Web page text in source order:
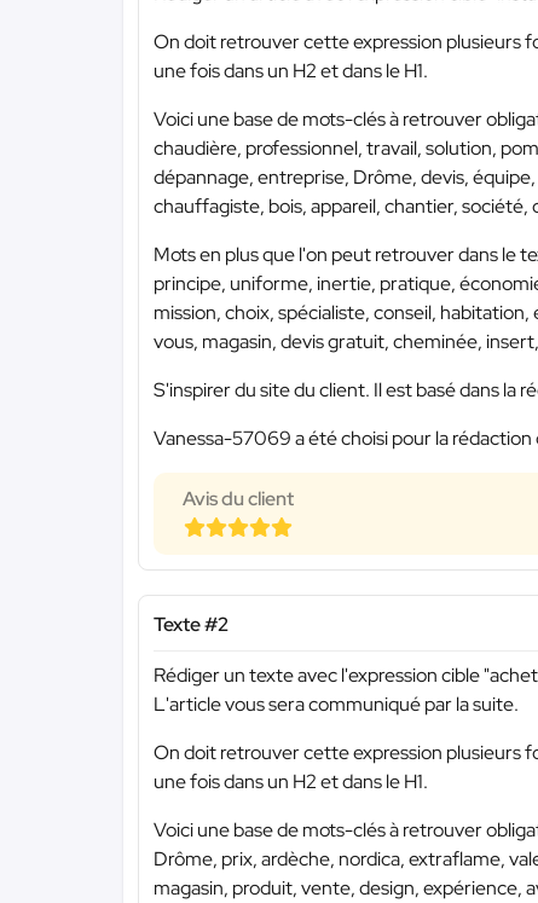
On doit retrouver cette expression plusieurs
une fois dans un H2 et dans le H1.
Voici une base de mots-clés à retrouver
chaudière, professionnel, travail, solution,
dépannage, entreprise, Drôme, devis,
chauffagiste, bois, appareil, chantier, société,
Mots en plus que l'on peut retrouver dans le
principe, uniforme, inertie, pratique,
mission, choix, spécialiste, conseil,
vous, magasin, devis gratuit, cheminée,
S'inspirer du site du client. Il est basé dans la
Vanessa-57069 a été choisi pour la rédaction
Avis du client
Texte #2
Rédiger un texte avec l'expression cible
L'article vous sera communiqué par la suite.
On doit retrouver cette expression plusieurs
une fois dans un H2 et dans le H1.
Voici une base de mots-clés à retrouver
Drôme, prix, ardèche, nordica, extraflame,
magasin, produit, vente, design, expérience,